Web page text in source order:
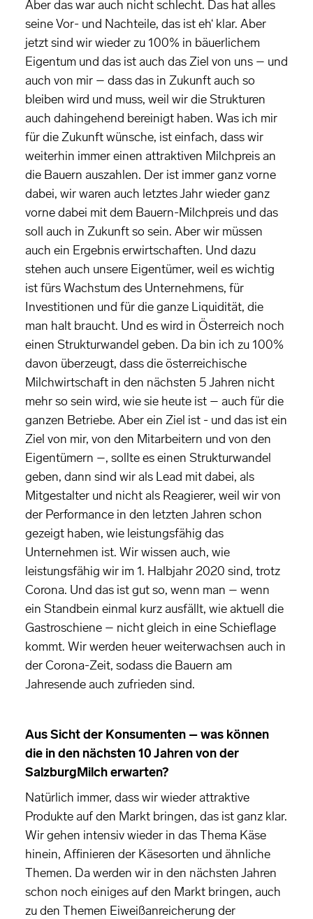
Aber das war auch nicht schlecht. Das hat alles
seine Vor- und Nachteile, das ist eh‘ klar. Aber
jetzt sind wir wieder zu 100% in bäuerlichem
Eigentum und das ist auch das Ziel von uns – und
auch von mir – dass das in Zukunft auch so
bleiben wird und muss, weil wir die Strukturen
auch dahingehend bereinigt haben. Was ich mir
für die Zukunft wünsche, ist einfach, dass wir
weiterhin immer einen attraktiven Milchpreis an
die Bauern auszahlen. Der ist immer ganz vorne
dabei, wir waren auch letztes Jahr wieder ganz
vorne dabei mit dem Bauern-Milchpreis und das
soll auch in Zukunft so sein. Aber wir müssen
auch ein Ergebnis erwirtschaften. Und dazu
stehen auch unsere Eigentümer, weil es wichtig
ist fürs Wachstum des Unternehmens, für
Investitionen und für die ganze Liquidität, die
man halt braucht. Und es wird in Österreich noch
einen Strukturwandel geben. Da bin ich zu 100%
davon überzeugt, dass die österreichische
Milchwirtschaft in den nächsten 5 Jahren nicht
mehr so sein wird, wie sie heute ist – auch für die
ganzen Betriebe. Aber ein Ziel ist - und das ist ein
Ziel von mir, von den Mitarbeitern und von den
Eigentümern –, sollte es einen Strukturwandel
geben, dann sind wir als Lead mit dabei, als
Mitgestalter und nicht als Reagierer, weil wir von
der Performance in den letzten Jahren schon
gezeigt haben, wie leistungsfähig das
Unternehmen ist. Wir wissen auch, wie
leistungsfähig wir im 1. Halbjahr 2020 sind, trotz
Corona. Und das ist gut so, wenn man – wenn
ein Standbein einmal kurz ausfällt, wie aktuell die
Gastroschiene – nicht gleich in eine Schieflage
kommt. Wir werden heuer weiterwachsen auch in
der Corona-Zeit, sodass die Bauern am
Jahresende auch zufrieden sind.
Aus Sicht der Konsumenten – was können
die in den nächsten 10 Jahren von der
SalzburgMilch erwarten?
Natürlich immer, dass wir wieder attraktive
Produkte auf den Markt bringen, das ist ganz klar.
Wir gehen intensiv wieder in das Thema Käse
hinein, Affinieren der Käsesorten und ähnliche
Themen. Da werden wir in den nächsten Jahren
schon noch einiges auf den Markt bringen, auch
zu den Themen Eiweißanreicherung der